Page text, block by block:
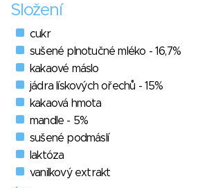
Složení
cukr
sušené plnotučné mléko - 16,7%
kakaové máslo
jádra lískových ořechů - 15%
kakaová hmota
mandle - 5%
sušené podmáslí
laktóza
vanilkový extrakt